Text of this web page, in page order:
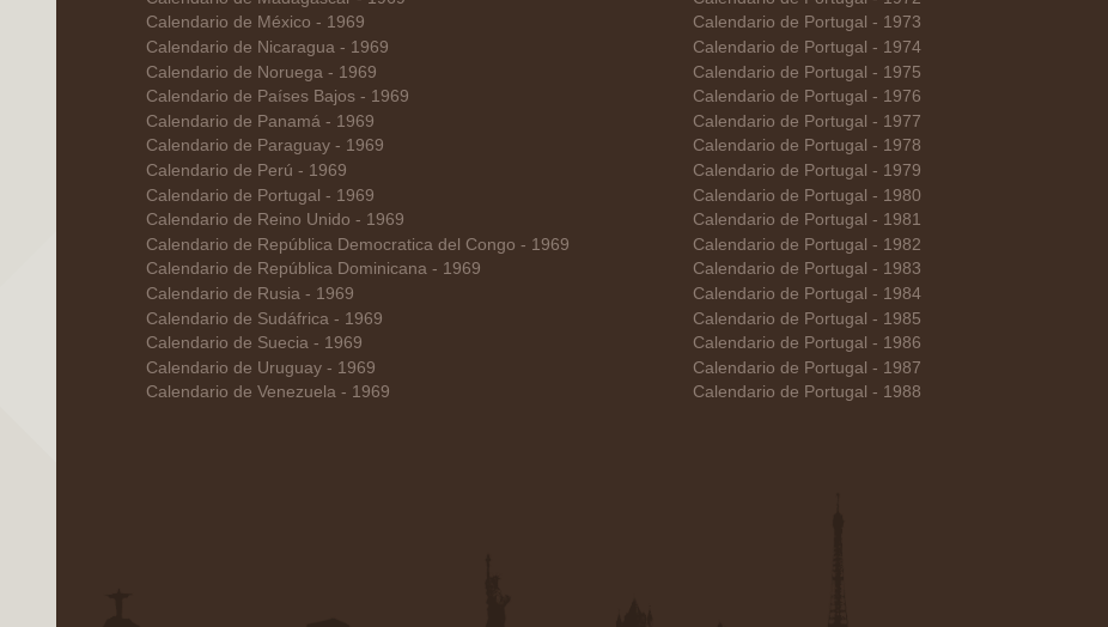
Calendario de México - 1969
Calendario de Nicaragua - 1969
Calendario de Noruega - 1969
Calendario de Países Bajos - 1969
Calendario de Panamá - 1969
Calendario de Paraguay - 1969
Calendario de Perú - 1969
Calendario de Portugal - 1969
Calendario de Reino Unido - 1969
Calendario de República Democratica del Congo - 1969
Calendario de República Dominicana - 1969
Calendario de Rusia - 1969
Calendario de Sudáfrica - 1969
Calendario de Suecia - 1969
Calendario de Uruguay - 1969
Calendario de Venezuela - 1969
Calendario de Portugal - 1973
Calendario de Portugal - 1974
Calendario de Portugal - 1975
Calendario de Portugal - 1976
Calendario de Portugal - 1977
Calendario de Portugal - 1978
Calendario de Portugal - 1979
Calendario de Portugal - 1980
Calendario de Portugal - 1981
Calendario de Portugal - 1982
Calendario de Portugal - 1983
Calendario de Portugal - 1984
Calendario de Portugal - 1985
Calendario de Portugal - 1986
Calendario de Portugal - 1987
Calendario de Portugal - 1988